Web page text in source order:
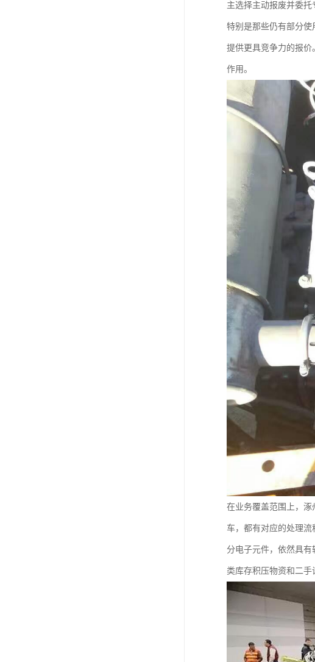
主选择主动报废并委
特别是那些仍有部分使
提供更具竞争力的报
作用。
在业务覆盖范围上，
车，都有对应的处理
分电子元件，依然具
类库存积压物资和二手